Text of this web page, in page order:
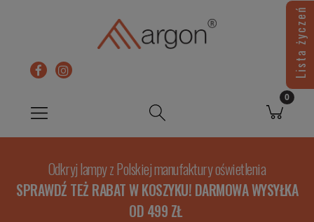
Odkryj lampy z Polskiej manufaktury oświetlenia
SPRAWDŹ TEŻ RABAT W KOSZYKU! DARMOWA WYSYŁKA
OD 499 ZŁ
Lista życzeń